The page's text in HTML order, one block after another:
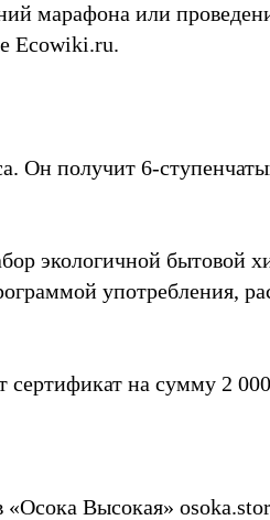
марафона или
Ecowiki.ru.
Он получит 6-
экологичной
употребления,
на сумму 2
«Осока Высокая»